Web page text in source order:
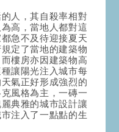
人，其自殺率相對
高，當地人都對這
急不及待迎接夏天
定了當地的建築物
樓房亦因建築物高
讓陽光注入城市每
氣正好形成強烈的
風格為主，一磚一
典雅的城市設計讓
注入了一點點的生